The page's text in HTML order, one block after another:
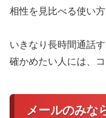
相性を見比べる使い方
いきなり長時間通話
確かめたい人には、
メールのみな